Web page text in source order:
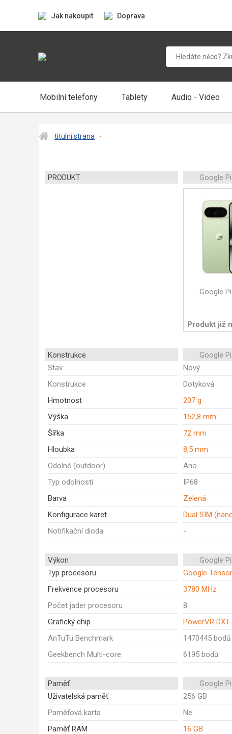
Jak nakoupit Doprava
Mobilní telefony Tablety Audio - Video
titulní strana
PRODUKT Google
Google
Produkt již
Konstrukce Google
Stav
Nový
Konstrukce
Dotyková
Hmotnost
207 g
Výška
152,8 mm
Šířka
72 mm
Hloubka
8,5 mm
Odolné (outdoor)
Ano
Typ odolnosti
IP68
Barva
Zelená
Konfigurace karet
Dual SIM
Notifikační dioda
-
Výkon Google
Typ procesoru
Google
Frekvence procesoru
3780 MHz
Počet jader procesoru
8
Grafický chip
PowerVR
AnTuTu Benchmark
1470445 bodů
Geekbench Multi-core
6195 bodů
Paměť Google
Uživatelská paměť
256 GB
Paměťová karta
Ne
Paměť RAM
16 GB